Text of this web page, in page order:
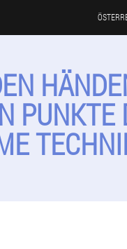
PUNKTE